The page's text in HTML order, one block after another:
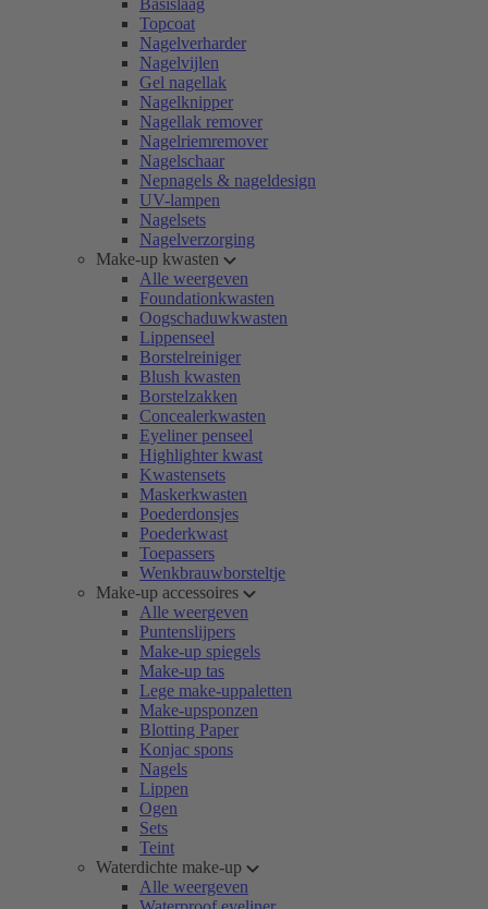
Basislaag
Topcoat
Nagelverharder
Nagelvijlen
Gel nagellak
Nagelknipper
Nagellak remover
Nagelriemremover
Nagelschaar
Nepnagels & nageldesign
UV-lampen
Nagelsets
Nagelverzorging
Make-up kwasten
Alle weergeven
Foundationkwasten
Oogschaduwkwasten
Lippenseel
Borstelreiniger
Blush kwasten
Borstelzakken
Concealerkwasten
Eyeliner penseel
Highlighter kwast
Kwastensets
Maskerkwasten
Poederdonsjes
Poederkwast
Toepassers
Wenkbrauwborsteltje
Make-up accessoires
Alle weergeven
Puntenslijpers
Make-up spiegels
Make-up tas
Lege make-uppaletten
Make-upsponzen
Blotting Paper
Konjac spons
Nagels
Lippen
Ogen
Sets
Teint
Waterdichte make-up
Alle weergeven